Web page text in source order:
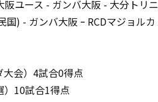
ユース - ガンバ大阪 - 大分トリ
) - ガンバ大阪 ｰ RCDマジョル
会）4試合0得点
）10試合1得点